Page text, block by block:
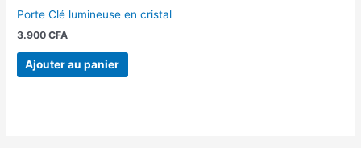
Porte Clé lumineuse en cristal
3.900CFA
Ajouter au panier